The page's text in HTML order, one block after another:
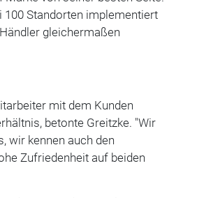
100 Standorten implementiert
gleichermaßen
mit dem Kunden
betonte Greitzke. "Wir
wir kennen auch den
Zufriedenheit auf beiden